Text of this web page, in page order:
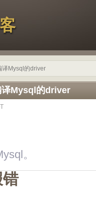
译Mysql的driver
译Mysql的driver
。